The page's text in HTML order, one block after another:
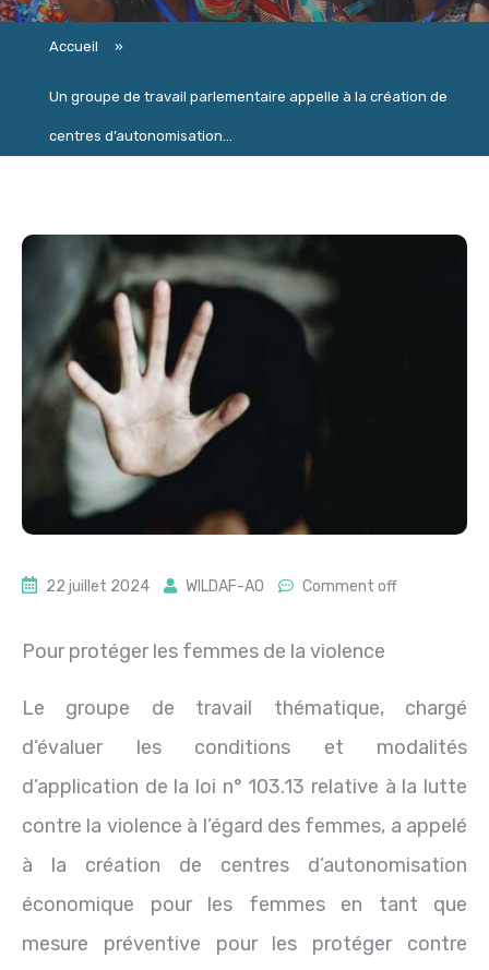
Accueil »
Un groupe de travail parlementaire appelle à la création de
centres d’autonomisation...
22 juillet 2024 WILDAF-AO Comment off
Pour protéger les femmes de la violence
Le groupe de travail thématique, chargé
d’évaluer les conditions et modalités
d’application de la loi n° 103.13 relative à la lutte
contre la violence à l’égard des femmes, a appelé
à la création de centres d’autonomisation
économique pour les femmes en tant que
mesure préventive pour les protéger contre